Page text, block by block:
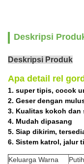
Deskripsi
Deskripsi Produk
Apa detail rel
1. super tipis, cocok
2. Geser dengan
3. Kualitas kokoh dan
4. Mudah dipasang
5. Siap dikirim,
6. Sistem katrol, jalur
Keluarga Warna